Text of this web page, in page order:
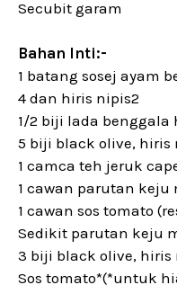
Secubit garam
Bahan Inti:-
1 batang sosej ayam
4 dan hiris nipis2
1/2 biji lada
5 biji black olive, hiris
1 camca teh jeruk
1 cawan parutan keju
1 cawan sos tomato
Sedikit parutan keju
3 biji black olive, hiris
Sos tomato*(*untuk